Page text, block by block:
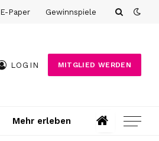
E-Paper Gewinnspiele
LOGIN MITGLIED WERDEN
Mehr erleben